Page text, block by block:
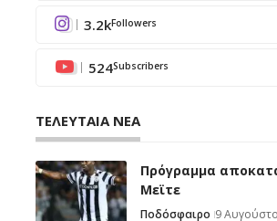
3.2kFollowers
524Subscribers
ΤΕΛΕΥΤΑΙΑ ΝΕΑ
Πρόγραμμα
Μεϊτε
Ποδόσφαιρο 9